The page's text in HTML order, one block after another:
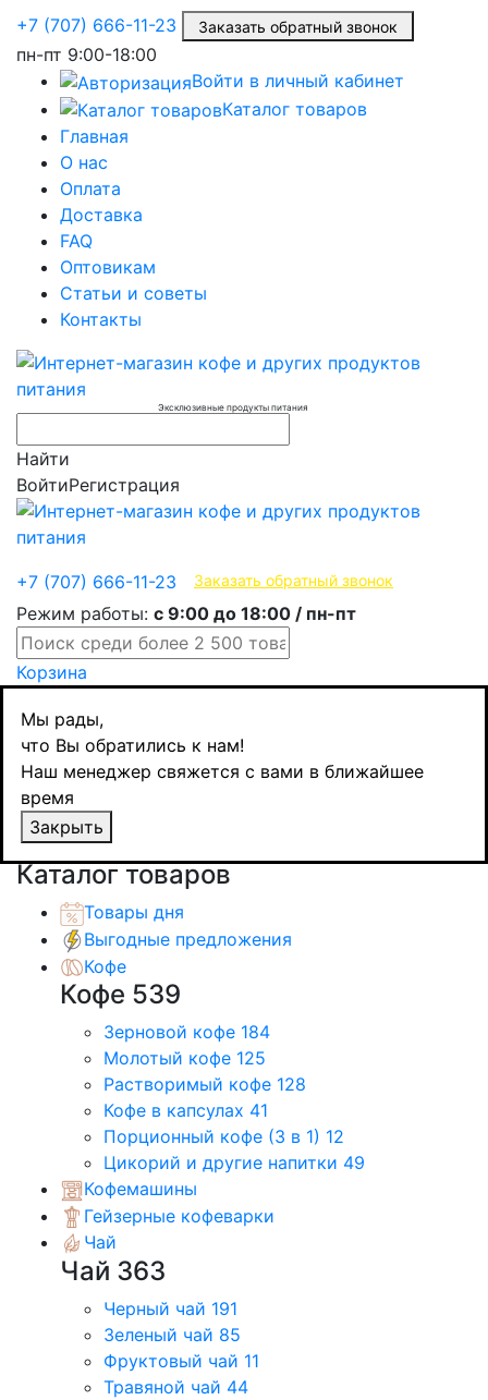
+7 (707) 666-11-23 Заказать обратный звонок
пн-пт 9:00-18:00
Войти в личный кабинет
Каталог товаров
Главная
О нас
Оплата
Доставка
FAQ
Оптовикам
Статьи и советы
Контакты
Эксклюзивные продукты питания
Найти
ВойтиРегистрация
+7 (707) 666-11-23 Заказать обратный звонок
Режим работы: с 9:00 до 18:00 / пн-пт
Корзина
Мы рады,
что Вы обратились к нам!
Наш менеджер свяжется с вами в ближайшее
время
Закрыть
Кондитерские изделия
Плиточный шоколад
Schogetten шоколад белый Blonde Caramel, 100
гр
Назадтоваров
Каталог товаров
Товары дня
Выгодные предложения
Кофе
Кофе 539
Зерновой кофе 184
Молотый кофе 125
Растворимый кофе 128
Кофе в капсулах 41
Порционный кофе (3 в 1) 12
Цикорий и другие напитки 49
Кофемашины
Гейзерные кофеварки
Чай
Чай 363
Черный чай 191
Зеленый чай 85
Фруктовый чай 11
Травяной чай 44